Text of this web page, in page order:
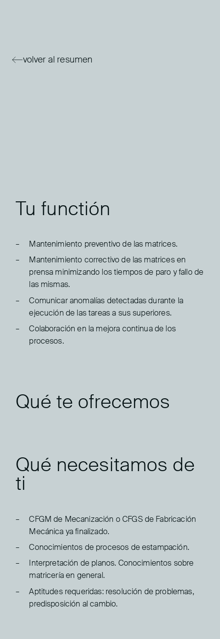
volver al resumen
Tu functión
Mantenimiento preventivo de las matrices.
Mantenimiento correctivo de las matrices en
prensa minimizando los tiempos de paro y fallo de
las mismas.
Comunicar anomalías detectadas durante la
ejecución de las tareas a sus superiores.
Colaboración en la mejora continua de los
procesos.
Qué te ofrecemos
Qué necesitamos de
ti
CFGM de Mecanización o CFGS de Fabricación
Mecánica ya finalizado.
Conocimientos de procesos de estampación.
Interpretación de planos. Conocimientos sobre
matricería en general.
Aptitudes requeridas: resolución de problemas,
predisposición al cambio.